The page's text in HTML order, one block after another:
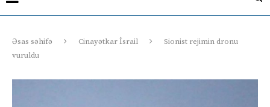
Əsas səhifə Cinayətkar İsrail
Sionist rejimin dronu
vuruldu